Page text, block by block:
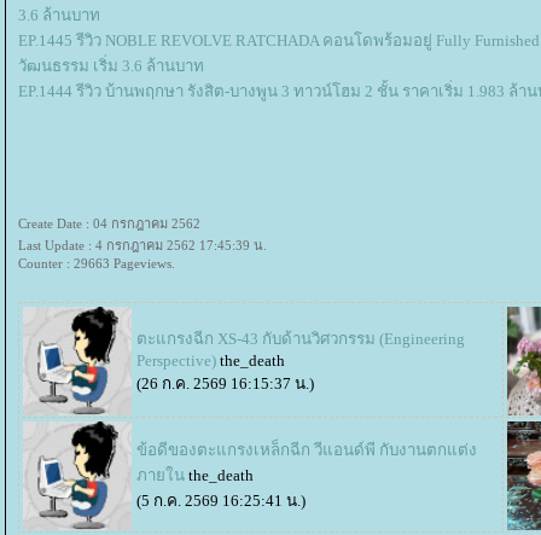
3.6 ล้านบาท
EP.1445 รีวิว NOBLE REVOLVE RATCHADA คอนโดพร้อมอยู่ Fully
วัฒนธรรม เริ่ม 3.6 ล้านบาท
EP.1444 รีวิว บ้านพฤกษา รังสิต-บางพูน 3 ทาวน์โฮม 2 ชั้น ราคาเริ่ม 1.983 ล้า
Create Date : 04 กรกฎาคม 2562
Last Update : 4 กรกฎาคม 2562 17:45:39 น.
Counter : 29663 Pageviews.
ตะแกรงฉีก XS-43 กับด้านวิศวกรรม (Engineering
Perspective) the_death
(26 ก.ค. 2569 16:15:37 น.)
ข้อดีของตะแกรงเหล็กฉีก วีแอนด์พี กับงานตกแต่ง
ภายใน the_death
(5 ก.ค. 2569 16:25:41 น.)